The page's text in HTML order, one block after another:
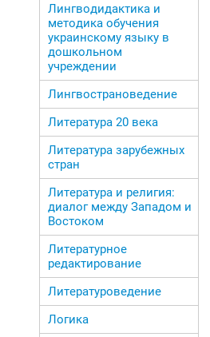
Лингводидактика и
методика обучения
украинскому языку в
дошкольном
учреждении
Лингвострановедение
Литература 20 века
Литература зарубежных
стран
Литература и религия:
диалог между Западом и
Востоком
Литературное
редактирование
Литературоведение
Логика